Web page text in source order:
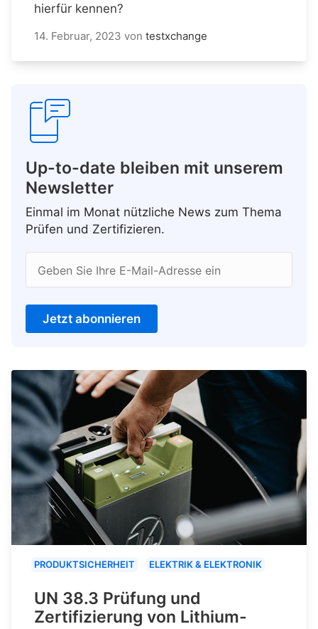
hierfür kennen?
14. Februar, 2023 von testxchange
Up-to-date bleiben mit unserem
Newsletter
Einmal im Monat nützliche News zum Thema
Prüfen und Zertifizieren.
Geben Sie Ihre E-Mail-Adresse ein
Jetzt abonnieren
PRODUKTSICHERHEIT ELEKTRIK & ELEKTRONIK
UN 38.3 Prüfung und
Zertifizierung von Lithium-